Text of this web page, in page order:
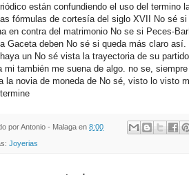
están confundiendo el uso del termino
fórmulas de cortesía del siglo XVII No sé
en contra del matrimonio No se si Peces-
Gaceta deben No sé si queda más claro
un No sé vista la trayectoria de su
mi también me suena de algo. no se,
la novia de moneda de No sé, visto lo visto
porAntonio - Malaga en 8:00
Joyerias